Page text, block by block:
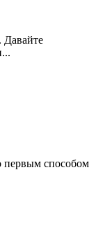
Давайте
первым способом